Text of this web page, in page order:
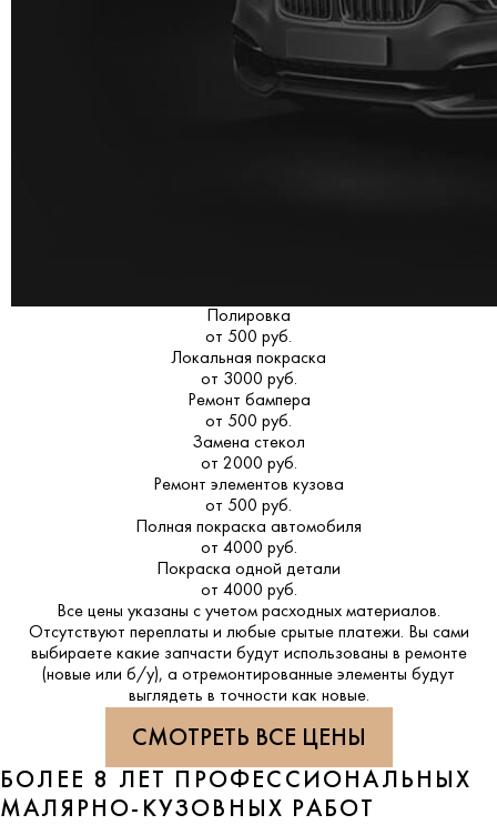
Полировка
от 500 руб.
Локальная покраска
от 3000 руб.
Ремонт бампера
от 500 руб.
Замена стекол
от 2000 руб.
Ремонт элементов кузова
от 500 руб.
Полная покраска автомобиля
от 4000 руб.
Покраска одной детали
от 4000 руб.
Все цены указаны с учетом расходных материалов.
Отсутствуют переплаты и любые срытые платежи. Вы сами
выбираете какие запчасти будут использованы в ремонте
(новые или б/у), а отремонтированные элементы будут
выглядеть в точности как новые.
СМОТРЕТЬ ВСЕ ЦЕНЫ
БОЛЕЕ 8 ЛЕТ ПРОФЕССИОНАЛЬНЫХ
МАЛЯРНО-КУЗОВНЫХ РАБОТ